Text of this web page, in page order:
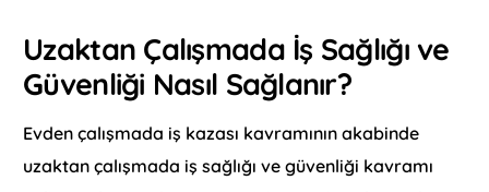
Uzaktan Çalışmada İş Sağlığı ve
Güvenliği Nasıl Sağlanır?
Evden çalışmada iş kazası kavramının akabinde
uzaktan çalışmada iş sağlığı ve güvenliği kavramı